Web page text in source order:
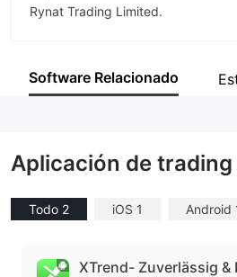
Rynat Trading Limited.
Empleado de la empresa
Software Relacionado
Aplicación de trading
Todo 2 iOS 1 Android
XTrend- Zuverlässig &